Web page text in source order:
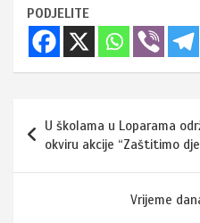
PODJELITE
Navigacija
članaka
U školama u Loparama
okviru akcije “Zaštitimo
Vrijeme